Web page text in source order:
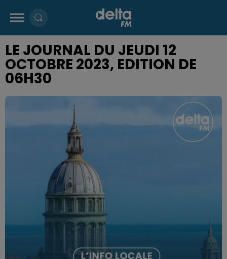
LE JOURNAL DU JEUDI 12
OCTOBRE 2023, EDITION DE
06H30